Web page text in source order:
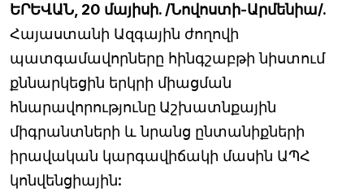
ԵՐԵՎԱՆ, 20 մայիսի. /Նովոստի-Արմենիա/.
Հայաստանի Ազգային ժողովի
պատգամավորները հինգշաբթի նիստում
քննարկեցին երկրի միացման
հնարավորությունը Աշխատնքային
միգրանտների և նրանց ընտանիքների
իրավական կարգավիճակի մասին ԱՊՀ
կոնվենցիային: